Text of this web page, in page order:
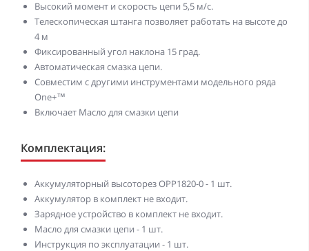
Высокий момент и скорость цепи 5,5 м/с.
Телескопическая штанга позволяет работать на высоте до
4 м
Фиксированный угол наклона 15 град.
Автоматическая смазка цепи.
Совместим с другими инструментами модельного ряда
One+™
Включает Масло для смазки цепи
Комплектация:
Аккумуляторный высоторез OPP1820-0 - 1 шт.
Аккумулятор в комплект не входит.
Зарядное устройство в комплект не входит.
Масло для смазки цепи - 1 шт.
Инструкция по эксплуатации - 1 шт.